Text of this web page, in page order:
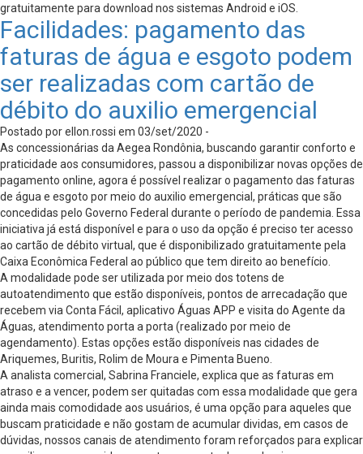
gratuitamente para download nos sistemas Android e iOS.
Facilidades: pagamento das
faturas de água e esgoto podem
ser realizadas com cartão de
débito do auxilio emergencial
Postado por ellon.rossi em 03/set/2020 -
As concessionárias da Aegea Rondônia, buscando garantir conforto e
praticidade aos consumidores, passou a disponibilizar novas opções de
pagamento online, agora é possível realizar o pagamento das faturas
de água e esgoto por meio do auxilio emergencial, práticas que são
concedidas pelo Governo Federal durante o período de pandemia. Essa
iniciativa já está disponível e para o uso da opção é preciso ter acesso
ao cartão de débito virtual, que é disponibilizado gratuitamente pela
Caixa Econômica Federal ao público que tem direito ao benefício.
A modalidade pode ser utilizada por meio dos totens de
autoatendimento que estão disponíveis, pontos de arrecadação que
recebem via Conta Fácil, aplicativo Águas APP e visita do Agente da
Águas, atendimento porta a porta (realizado por meio de
agendamento). Estas opções estão disponíveis nas cidades de
Ariquemes, Buritis, Rolim de Moura e Pimenta Bueno.
A analista comercial, Sabrina Franciele, explica que as faturas em
atraso e a vencer, podem ser quitadas com essa modalidade que gera
ainda mais comodidade aos usuários, é uma opção para aqueles que
buscam praticidade e não gostam de acumular dividas, em casos de
dúvidas, nossos canais de atendimento foram reforçados para explicar